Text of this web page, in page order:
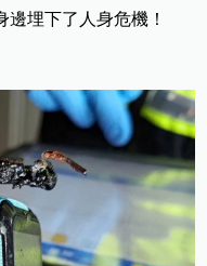
埋下了人身危機！